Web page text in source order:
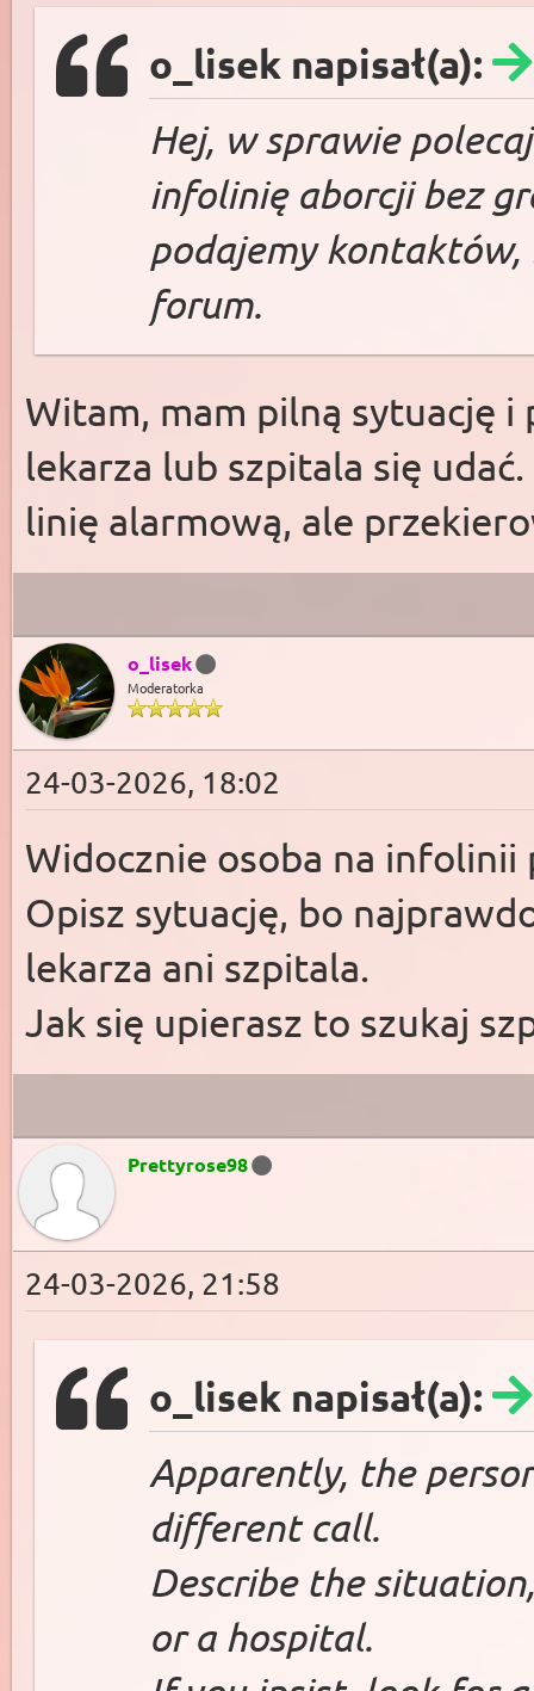
o_lisek napisał(a):
Hej, w sprawie
infolinię aborcji bez
podajemy
forum.
Witam, mam pilną sytuację
lekarza lub szpitala się
linię alarmową, ale
o_lisek
Moderatorka
24-03-2026, 18:02
Widocznie osoba na
Opisz sytuację, bo
lekarza ani szpitala.
Jak się upierasz to szukaj
Prettyrose98
24-03-2026, 21:58
o_lisek napisał(a):
Apparently, the
different call.
Describe the
or a hospital.